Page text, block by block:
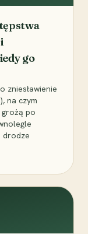
go
zniesławienie
na czym
po
drodze